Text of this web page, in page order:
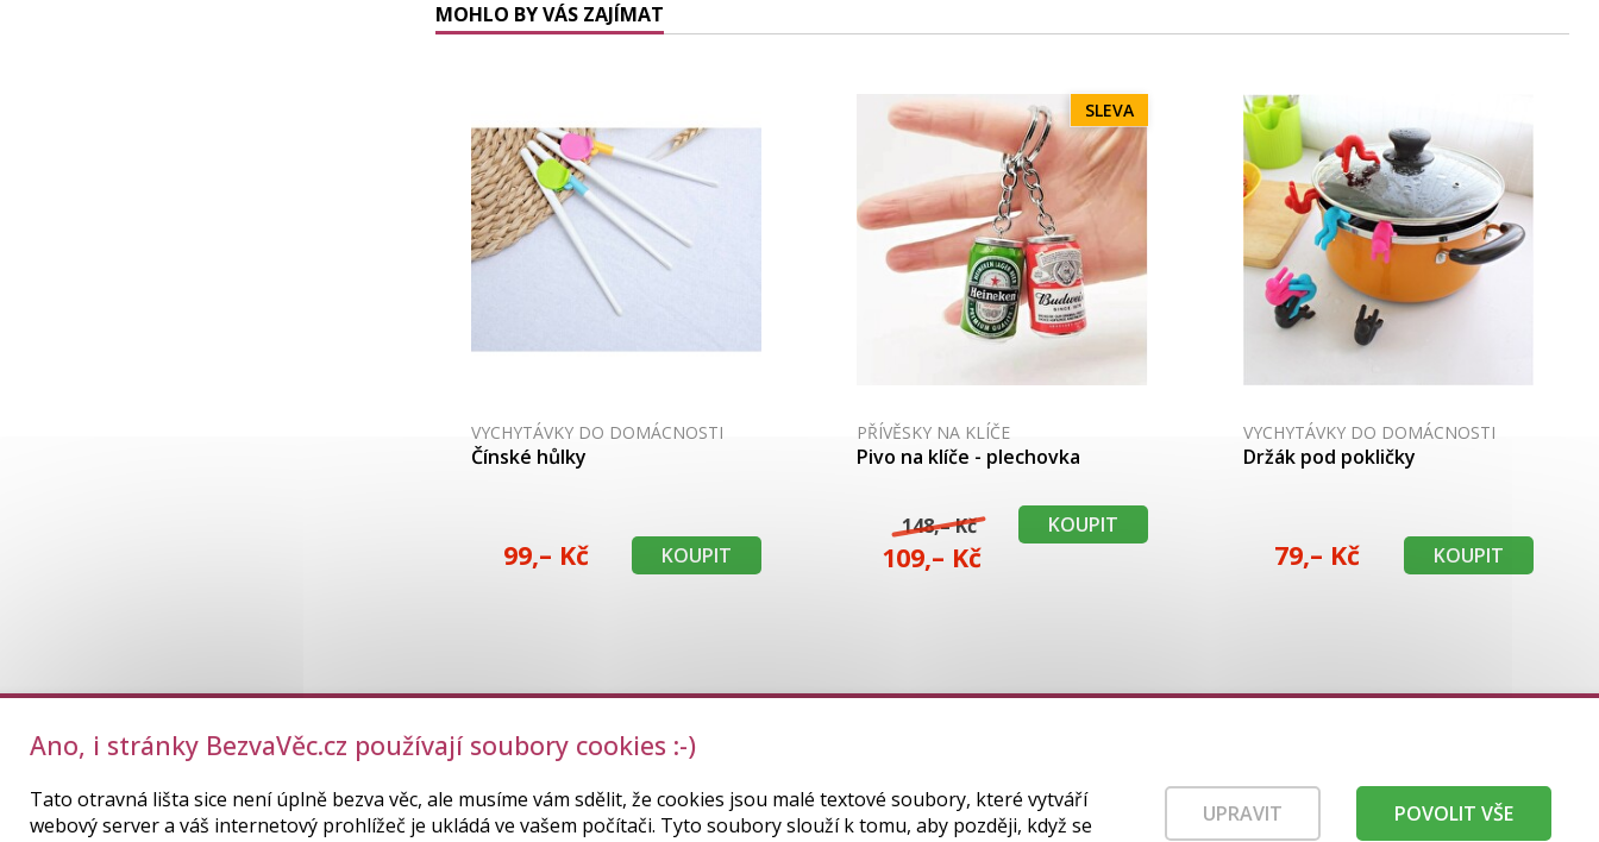
MOHLO BY VÁS ZAJÍMAT
VYCHYTÁVKY DO DOMÁCNOSTI
Čínské hůlky
99,– Kč KOUPIT
SLEVA
PŘÍVĚSKY NA KLÍČE
Pivo na klíče - plechovka
148,– Kč
109,– Kč
KOUPIT
VYCHYTÁVKY DO DOMÁCNOSTI
Držák pod pokličky
79,– Kč KOUPIT
Prodej a servis kol
Sekání trávy
Ano, i stránky BezvaVěc.cz používají soubory cookies :-)
Tato otravná lišta sice není úplně bezva věc, ale musíme vám sdělit, že cookies jsou malé textové soubory, které vytváří
webový server a váš internetový prohlížeč je ukládá ve vašem počítači. Tyto soubory slouží k tomu, aby později, když se
UPRAVIT POVOLIT VŠE